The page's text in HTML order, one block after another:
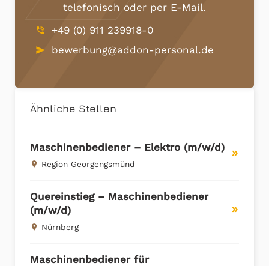
Ähnliche Stellen
Maschinenbediener – Elektro (m/w/d)
place Region Georgengsmünd
double_arrow
Quereinstieg – Maschinenbediener
(m/w/d)
place Nürnberg
double_arrow
Maschinenbediener für
telefonisch oder per E-Mail.
phone_in_talk +49 (0) 911 239918-0
send bewerbung@addon-personal.de